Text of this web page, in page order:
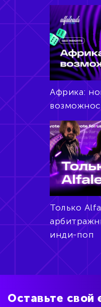
Африка:
Только
инди-поп
Оставьте свой